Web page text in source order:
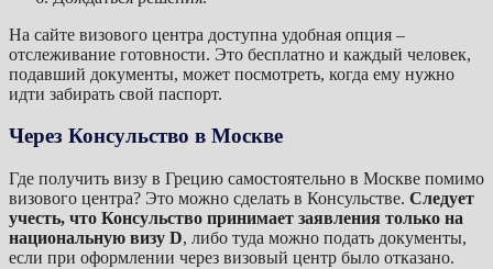
На сайте визового центра доступна удобная опция –
отслеживание готовности. Это бесплатно и каждый человек,
подавший документы, может посмотреть, когда ему нужно
идти забирать свой паспорт.
Через Консульство в Москве
Где получить визу в Грецию самостоятельно в Москве помимо
визового центра? Это можно сделать в Консульстве. Следует
учесть, что Консульство принимает заявления только на
национальную визу D, либо туда можно подать документы,
если при оформлении через визовый центр было отказано.